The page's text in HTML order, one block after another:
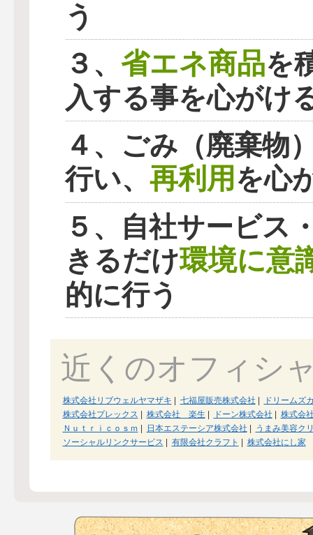
う
３、 省エネ商品を
入する事を心がけ
４、ごみ（廃棄物
行い、 再利用を心
５、自社サービス
きるだけ環境に意
的に行う
近くのオフィシ
株式会社リブウェルヤマザキ 七福屋販売株式会社
ドリームズ
株式会社プレックス
株式会社 楽生 ドーン株式会社
株式会
Ｎｕｔｒｉｃｏｓｍ
日本エステーシア株式会社
うまみ美容ク
ソーシャルリンクサービス
有限会社クラフト 株式会社にし家